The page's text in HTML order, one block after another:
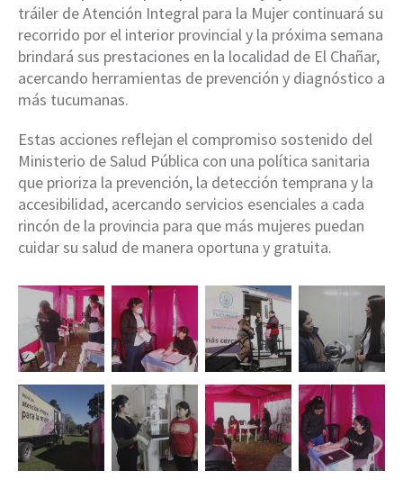
tráiler de Atención Integral para la Mujer continuará su
recorrido por el interior provincial y la próxima semana
brindará sus prestaciones en la localidad de El Chañar,
acercando herramientas de prevención y diagnóstico a
más tucumanas.
Estas acciones reflejan el compromiso sostenido del
Ministerio de Salud Pública con una política sanitaria
que prioriza la prevención, la detección temprana y la
accesibilidad, acercando servicios esenciales a cada
rincón de la provincia para que más mujeres puedan
cuidar su salud de manera oportuna y gratuita.